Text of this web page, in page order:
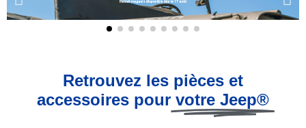
Retrouvez les pièces et
accessoires pour votre Jeep®